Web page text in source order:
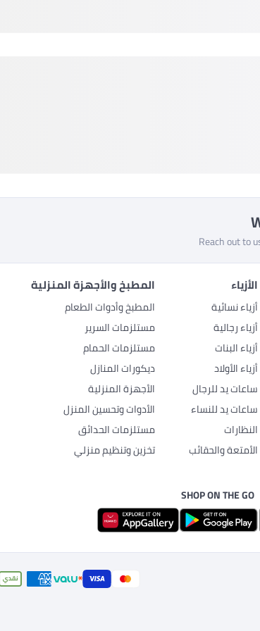
Reach out to
الأزياء
أزياء نسائية
أزياء رجالية
أزياء البنات
أزياء الأولاد
ساعات يد للرجال
ساعات يد للنساء
النظارات
الأمتعة والحقائب
المطبخ والأجهزة المنزلية
المطبخ وأدوات الطعام
مستلزمات السرير
مستلزمات الحمام
ديكورات المنازل
الأجهزة المنزلية
الأدوات وتحسين المنزل
مستلزمات الحدائق
تخزين وتنظيم منزلي
SHOP ON THE GO